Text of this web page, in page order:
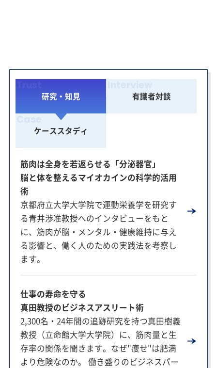
研究・知見 有識者対談
ケーススタディ
筋肉は全身を若返らせる「分泌器官」
脳と体を整えるマイオカインの科学的活用
術
京都府立大学大学院で運動栄養学を研究す
る青井渉准教授へのインタビューをもと
に、筋肉が脳・メンタル・健康維持に与え
る影響と、働く人のための実践法を考察し
ます。
仕事の寿命を守る
真田教授のビジネスアスリート術
2,300名・24年間の追跡研究を持つ真田樹義
教授（立命館大学大学院）に、筋肉量と生
存率の関係を聞きます。なぜ"痩せ"は肥満
より危険なのか。 働き盛りのビジネスパー